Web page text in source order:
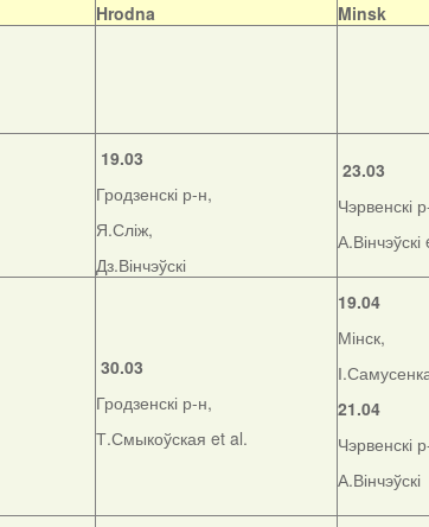
Hrodna
Minsk
19.03
Гродзенскі р-н,
Я.Сліж,
Дз.Вінчэўскі
23.03
Чэрвенскі
30.03
Гродзенскі р-н,
Т.Смыкоўская et al.
19.04
Мінск,
21.04
Чэрвенскі
А.Вінчэўскі